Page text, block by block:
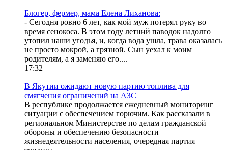
Блогер, фермер, мама Елена Лиханова:
- Сегодня ровно 6 лет, как мой муж потерял руку во
время сенокоса. В этом году летний паводок надолго
утопил наши угодья, и, когда вода ушла, трава оказалась
не просто мокрой, а грязной. Сын уехал к моим
родителям, а я заменяю его....
17:32
В Якутии ожидают новую партию топлива для
смягчения ограничений на АЗС
В республике продолжается ежедневный мониторинг
ситуации с обеспечением горючим. Как рассказали в
региональном Министерстве по делам гражданской
обороны и обеспечению безопасности
жизнедеятельности населения, очередная партия